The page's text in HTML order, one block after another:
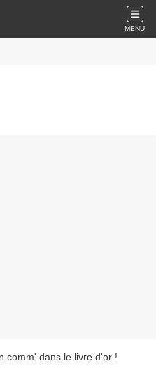
MENU
comm' dans le livre d'or !